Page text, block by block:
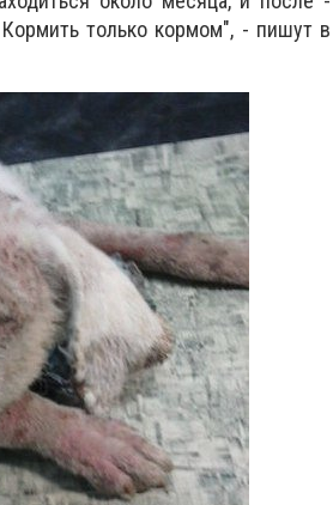
только кормом", - пишут в